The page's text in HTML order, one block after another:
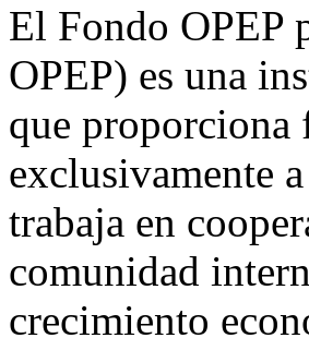
El Fondo OPEP
OPEP) es una
que proporciona
exclusivamente
trabaja en
comunidad
crecimiento